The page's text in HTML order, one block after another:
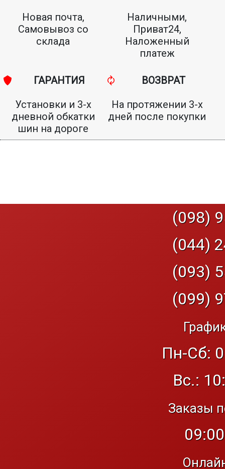
Новая почта,
Самовывоз со
склада
Наличными,
Приват24,
Наложенный
платеж
ГАРАНТИЯ
Установки и 3-х
дневной обкатки
шин на дороге
ВОЗВРАТ
На протяжении 3-х
дней после покупки
(098)
(044)
(093)
(099)
Пн-Сб:
Вс.:
Заказы